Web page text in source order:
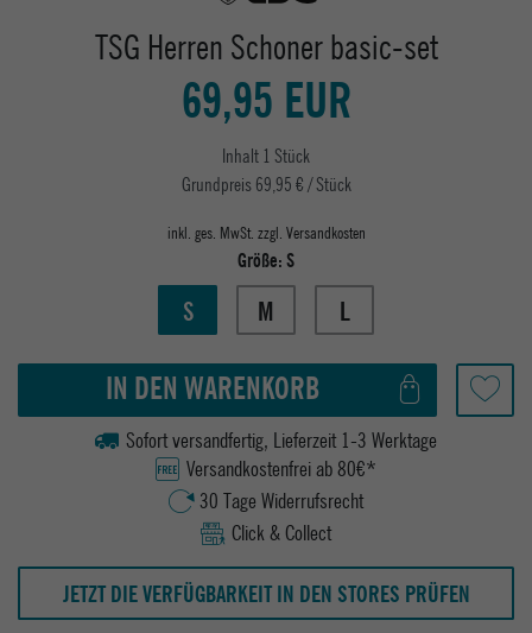
TSG Herren Schoner basic-set
69,95 EUR
Inhalt1Stück
Grundpreis69,95 € / Stück
inkl. ges. MwSt. zzgl. Versandkosten
Größe:S
S M L
IN DEN WARENKORB
Sofort versandfertig, Lieferzeit 1-3 Werktage
Versandkostenfrei ab 80€*
30 Tage Widerrufsrecht
Click & Collect
JETZT DIE VERFÜGBARKEIT IN DEN STORES PRÜFEN